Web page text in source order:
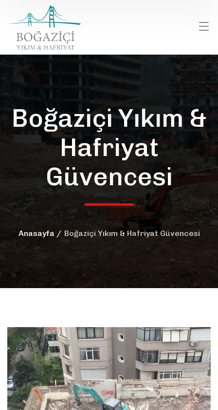
Boğaziçi Yıkım &
Hafriyat
Güvencesi
Anasayfa Boğaziçi Yıkım & Hafriyat Güvencesi